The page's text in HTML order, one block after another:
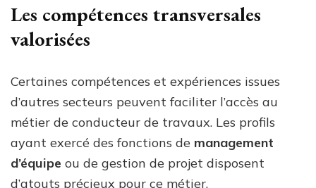
Les compétences transversales
valorisées
Certaines compétences et expériences issues
d’autres secteurs peuvent faciliter l’accès au
métier de conducteur de travaux. Les profils
ayant exercé des fonctions de management
d’équipe ou de gestion de projet disposent
d’atouts précieux pour ce métier.